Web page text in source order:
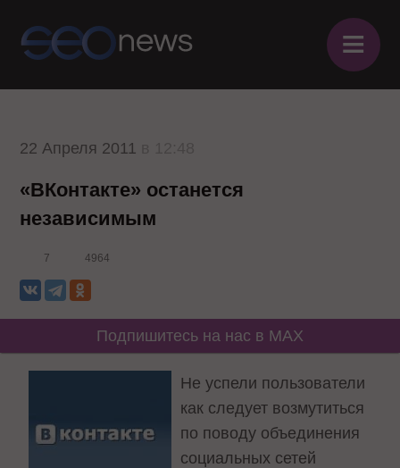
≡
22 Апреля 2011
«ВКонтакте» останется
независимым
7 4964
Подпишитесь на нас в MAX
Не успели пользователи
как следует возмутиться
по поводу объединения
социальных сетей